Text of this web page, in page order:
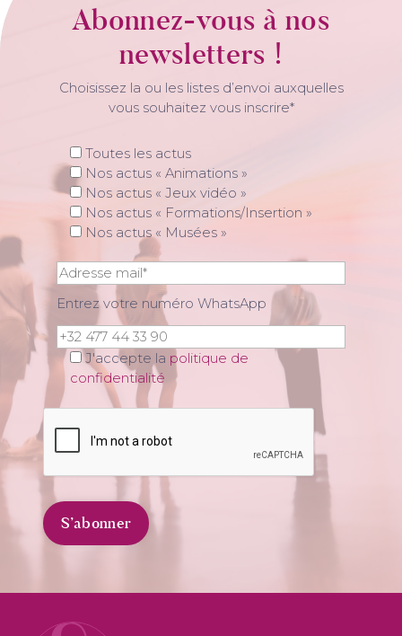
Abonnez-vous à nos
newsletters !
Choisissez la ou les listes d’envoi auxquelles
vous souhaitez vous inscrire*
Toutes les actus
Nos actus « Animations »
Nos actus « Jeux vidéo »
Nos actus « Formations/Insertion »
Nos actus « Musées »
Entrez votre numéro WhatsApp
J'accepte la politique de
confidentialité